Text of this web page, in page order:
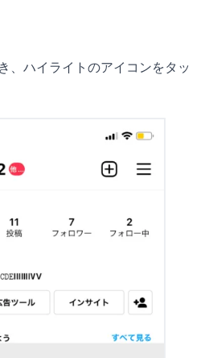
、ハイライトのアイコンをタッ